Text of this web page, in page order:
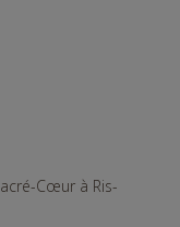
Cœur à Ris-